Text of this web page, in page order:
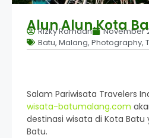
Alun Alun Kota
Rizky Ramdan
November
Batu, Malang, Photography,
Salam Pariwisata Travelers
wisata-batumalang.com
destinasi wisata di Kota Batu
Batu.